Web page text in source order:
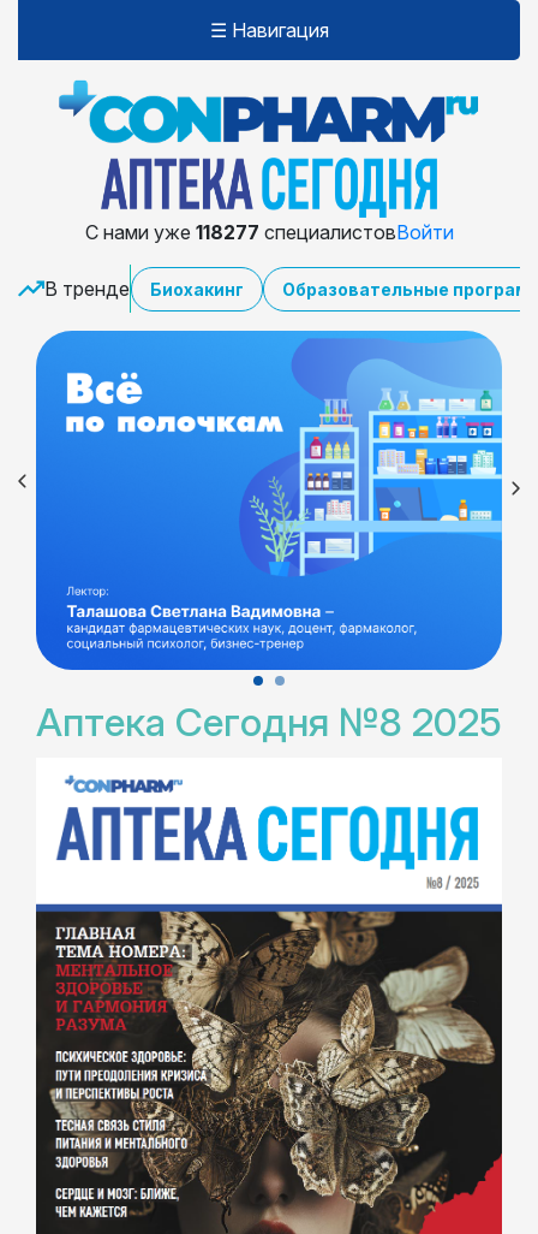
☰ Навигация
С нами уже 118277 специалистовВойти
В тренде Биохакинг Образовательные
Аптека Сегодня №8 2025